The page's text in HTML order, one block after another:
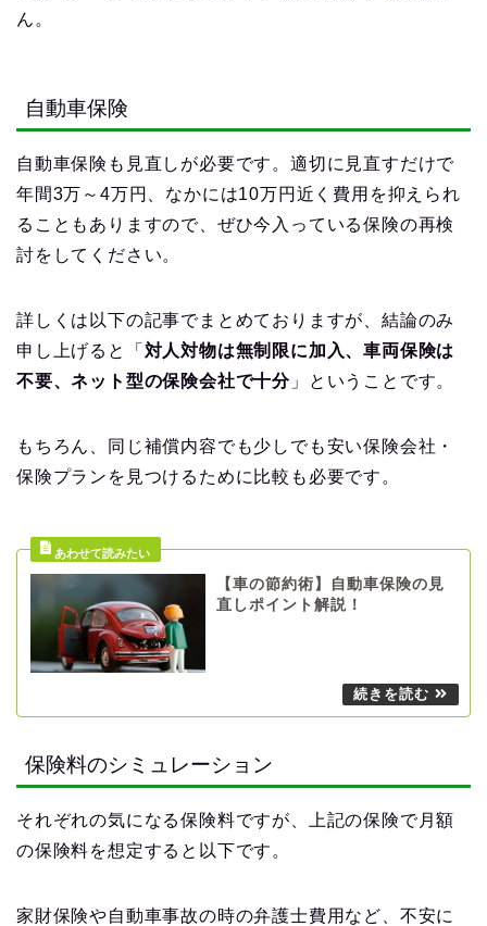
ん。
自動車保険
自動車保険も見直しが必要です。適切に見直すだけで
年間3万～4万円、なかには10万円近く費用を抑えられ
ることもありますので、ぜひ今入っている保険の再検
討をしてください。
詳しくは以下の記事でまとめておりますが、結論のみ
申し上げると「 対人対物は無制限に加入、車両保険は
不要、ネット型の保険会社で十分 」ということです。
もちろん、同じ補償内容でも少しでも安い保険会社・
保険プランを見つけるために比較も必要です。
【車の節約術】自動車保険の見
直しポイント解説！
保険料のシミュレーション
それぞれの気になる保険料ですが、上記の保険で月額
の保険料を想定すると以下です。
家財保険や自動車事故の時の弁護士費用など、不安に